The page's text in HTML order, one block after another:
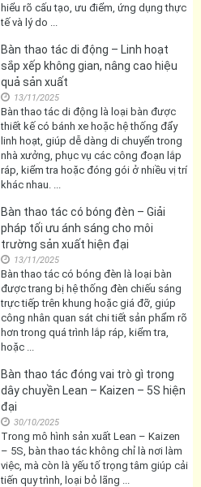
hiểu rõ cấu tạo, ưu điểm, ứng dụng thực
tế và lý do ...
Bàn thao tác di động – Linh hoạt
sắp xếp không gian, nâng cao hiệu
quả sản xuất
13/11/2025
Bàn thao tác di động là loại bàn được
thiết kế có bánh xe hoặc hệ thống đẩy
linh hoạt, giúp dễ dàng di chuyển trong
nhà xưởng, phục vụ các công đoạn lắp
ráp, kiểm tra hoặc đóng gói ở nhiều vị trí
khác nhau. ...
Bàn thao tác có bóng đèn – Giải
pháp tối ưu ánh sáng cho môi
trường sản xuất hiện đại
13/11/2025
Bàn thao tác có bóng đèn là loại bàn
được trang bị hệ thống đèn chiếu sáng
trực tiếp trên khung hoặc giá đỡ, giúp
công nhân quan sát chi tiết sản phẩm rõ
hơn trong quá trình lắp ráp, kiểm tra,
hoặc ...
Bàn thao tác đóng vai trò gì trong
dây chuyền Lean – Kaizen – 5S hiện
đại
30/10/2025
Trong mô hình sản xuất Lean – Kaizen
– 5S, bàn thao tác không chỉ là nơi làm
việc, mà còn là yếu tố trọng tâm giúp cải
tiến quy trình, loại bỏ lãng ...